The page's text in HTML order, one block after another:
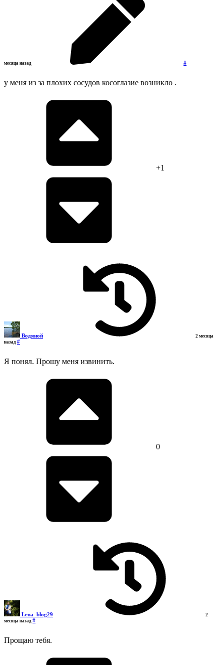
месяца назад #
у меня из за плохих сосудов косоглазие возникло .
+1
Водяной
2 месяца
назад #
Я понял. Прошу меня извинить.
0
Lena_blog29
2
месяца назад #
Прощаю тебя.